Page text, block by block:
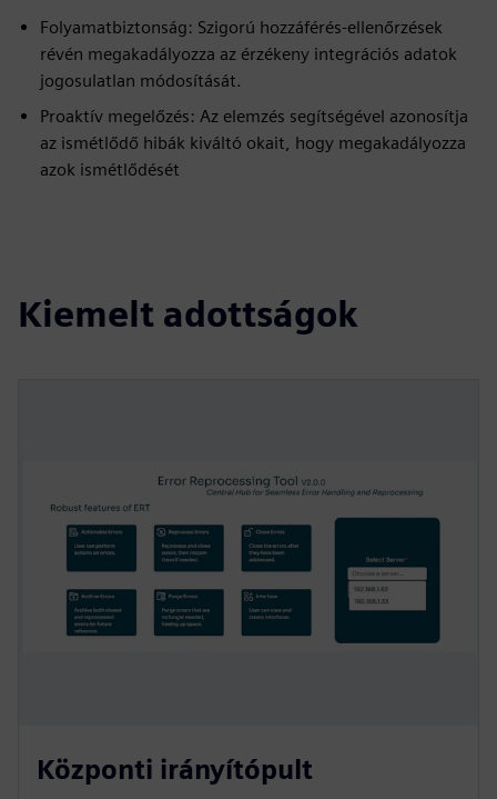
Folyamatbiztonság: Szigorú hozzáférés-ellenőrzések
révén megakadályozza az érzékeny integrációs adatok
jogosulatlan módosítását.
Proaktív megelőzés: Az elemzés segítségével azonosítja
az ismétlődő hibák kiváltó okait, hogy megakadályozza
azok ismétlődését
Kiemelt adottságok
Központi irányítópult